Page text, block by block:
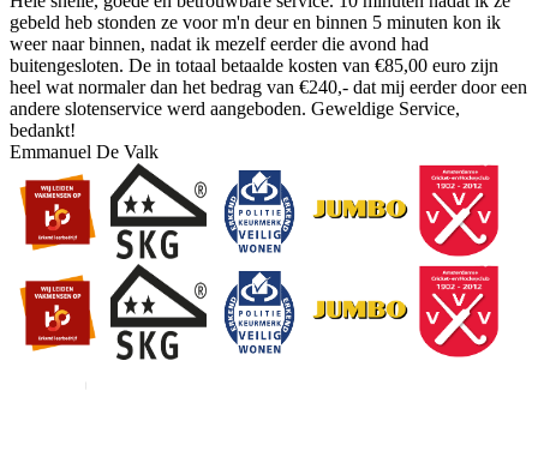
gebeld heb stonden ze voor m'n deur en binnen 5 minuten kon ik
weer naar binnen, nadat ik mezelf eerder die avond had
buitengesloten. De in totaal betaalde kosten van €85,00 euro zijn
heel wat normaler dan het bedrag van €240,- dat mij eerder door een
andere slotenservice werd aangeboden. Geweldige Service,
bedankt!
Emmanuel De Valk